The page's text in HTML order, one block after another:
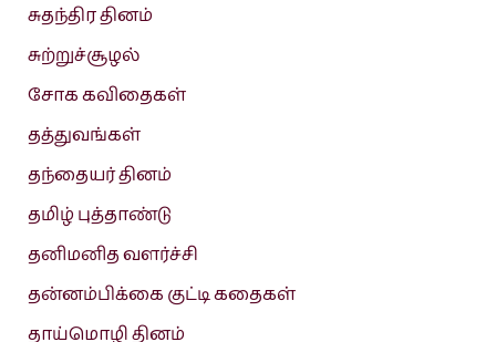
சுதந்திர தினம்
சுற்றுச்சூழல்
சோக கவிதைகள்
தத்துவங்கள்
தந்தையர் தினம்
தமிழ் புத்தாண்டு
தனிமனித வளர்ச்சி
தன்னம்பிக்கை குட்டி கதைகள்
தாய்மொழி தினம்